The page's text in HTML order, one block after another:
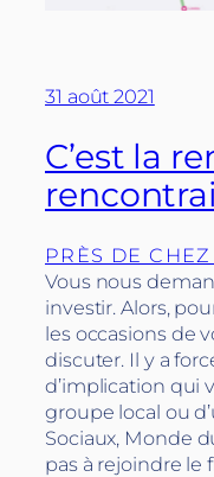
31 août 2021
C’est la
PRÈS DE
Vous nous
investir. Alors,
les occasions de
discuter. Il y a
d’implication qui
groupe local ou
Sociaux, Monde
pas à rejoindre le